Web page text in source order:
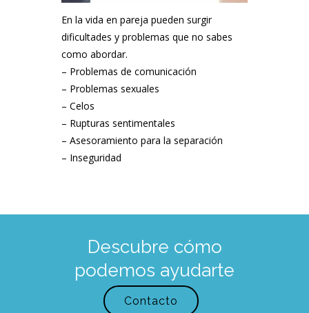
En la vida en pareja pueden surgir
dificultades y problemas que no sabes
como abordar.
– Problemas de comunicación
– Problemas sexuales
– Celos
– Rupturas sentimentales
– Asesoramiento para la separación
– Inseguridad
Descubre cómo
podemos ayudarte
Contacto